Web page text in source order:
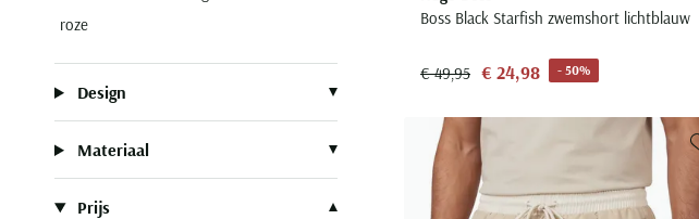
roze
Design
Materiaal
Prijs
Boss Black Starfish zwemshort lichtblauw
€ 49,95 € 24,98 - 50%